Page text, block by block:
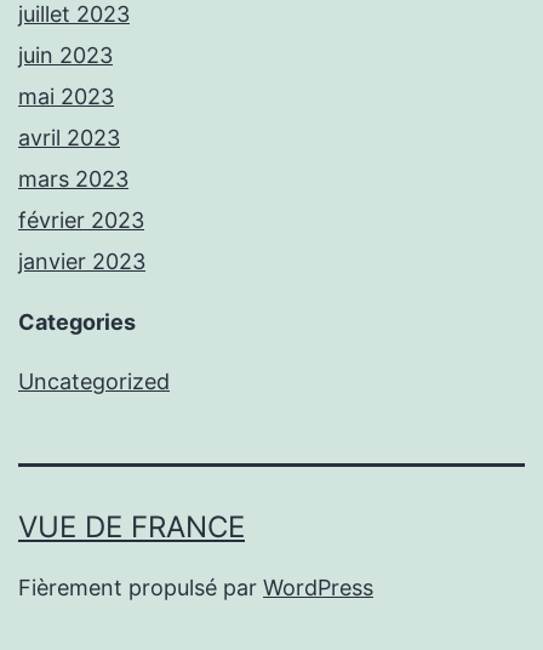
juillet 2023
juin 2023
mai 2023
avril 2023
mars 2023
février 2023
janvier 2023
Categories
Uncategorized
VUE DE FRANCE
Fièrement propulsé par WordPress